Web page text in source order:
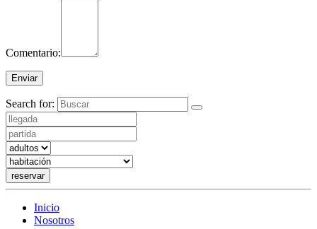
Comentario:
Search for:
reservar
Inicio
Nosotros